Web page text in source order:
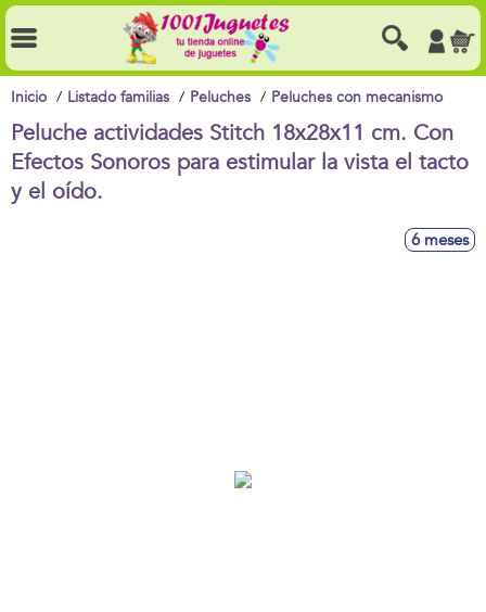
Inicio Listado familias Peluches Peluches con mecanismo
Peluche actividades Stitch 18x28x11 cm. Con
Efectos Sonoros para estimular la vista el tacto
y el oído.
6 meses